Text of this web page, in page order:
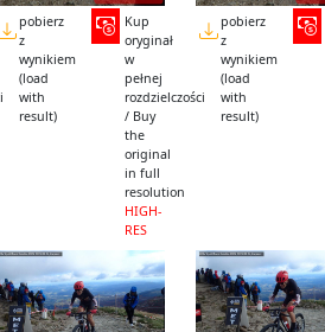
pobierz
z
wynikiem
(load
with
result)
Kup
oryginał
w
pełnej
rozdzielczości
/ Buy
the
original
in full
resolution
HIGH-
RES
pobierz
z
wynikiem
(load
with
result)